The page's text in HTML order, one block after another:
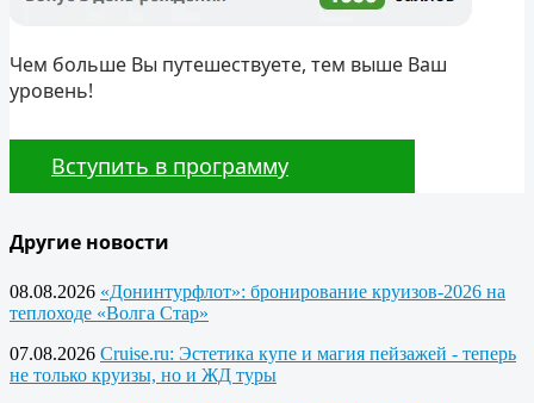
Чем больше Вы путешествуете, тем выше Ваш
уровень!
Вступить в программу
Другие новости
08.08.2026 «Донинтурфлот»: бронирование круизов-2026 на
теплоходе «Волга Стар»
07.08.2026 Cruise.ru: Эстетика купе и магия пейзажей - теперь
не только круизы, но и ЖД туры